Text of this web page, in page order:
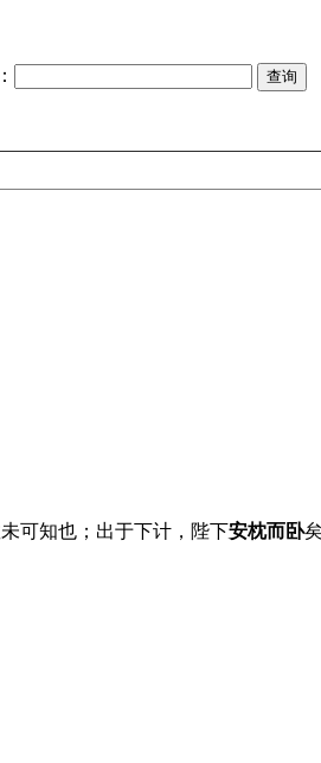
可知也；出于下计，陛下安枕而卧